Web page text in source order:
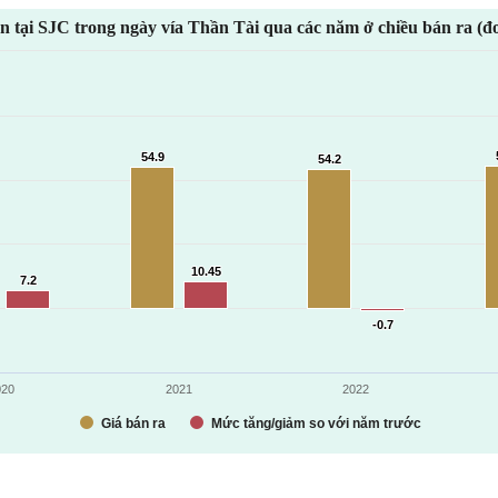
tại SJC trong ngày vía Thần Tài qua các năm ở chiều bán ra
54.9
54.9 54.2
54.2
7.2
7.2
10.45
10.45
-0.7
-0.7
Giá bán ra Mức tăng/giảm so với năm trước
2021 2022